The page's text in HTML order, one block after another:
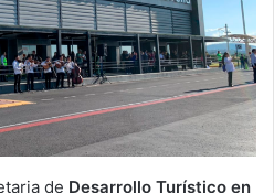
de Desarrollo Turístico en